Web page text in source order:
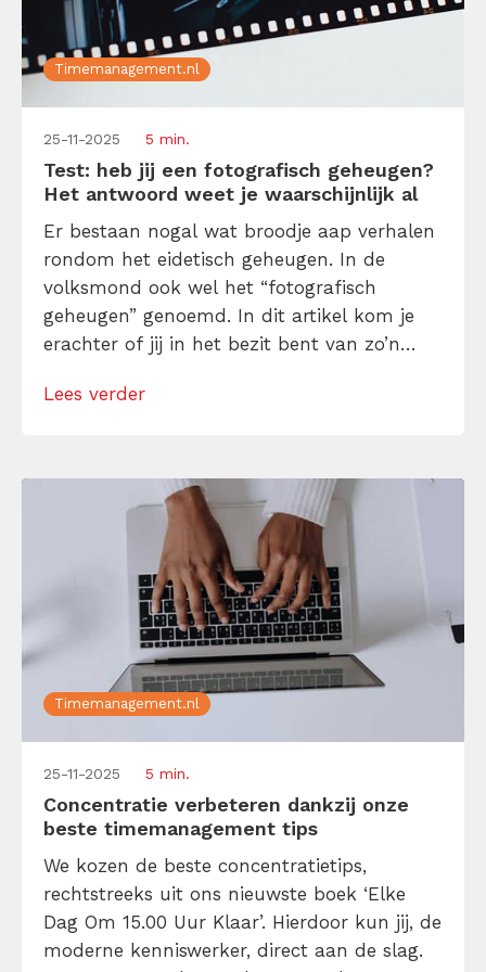
Timemanagement.nl
25-11-2025 5 min.
Test: heb jij een fotografisch geheugen?
Het antwoord weet je waarschijnlijk al
Er bestaan nogal wat broodje aap verhalen
rondom het eidetisch geheugen. In de
volksmond ook wel het “fotografisch
geheugen” genoemd. In dit artikel kom je
erachter of jij in het bezit bent van zo’n
gewoon goed kunt onthouden. En van
Lees verder
Timemanagement.nl
25-11-2025 5 min.
Concentratie verbeteren dankzij onze
beste timemanagement tips
We kozen de beste concentratietips,
rechtstreeks uit ons nieuwste boek ‘Elke
Dag Om 15.00 Uur Klaar’. Hierdoor kun jij, de
moderne kenniswerker, direct aan de slag.